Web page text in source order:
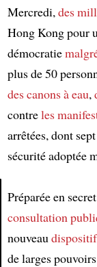
Article
Mercredi, des
Hong Kong pour
démocratie
plus de 50
des canons à eau,
contreles
arrêtées, dont
sécurité adoptée
Préparée en
consultation
nouveau
de larges